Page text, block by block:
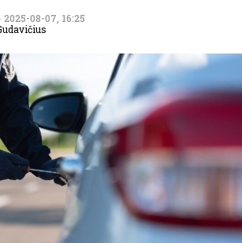
2025-08-07, 16:25